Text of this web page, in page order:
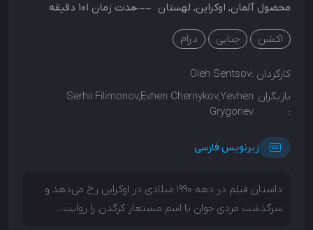
محصول آلمان, اوکراین, لهستان مدت زمان 101 دقیقه
اکشن جنایی درام
کارگردان :Oleh Sentsov
بازیگران
:
Serhii Filimonov,Evhen Chernykov,Yevhen
Grygoriev
زیرنویس فارسی
داستان فیلم در دهه ۱۹۹۰ میلادی در اوکراین رخ می‌دهد و
سرگذشت مردی جوان با اسم مستعار کرگدن را روایت...